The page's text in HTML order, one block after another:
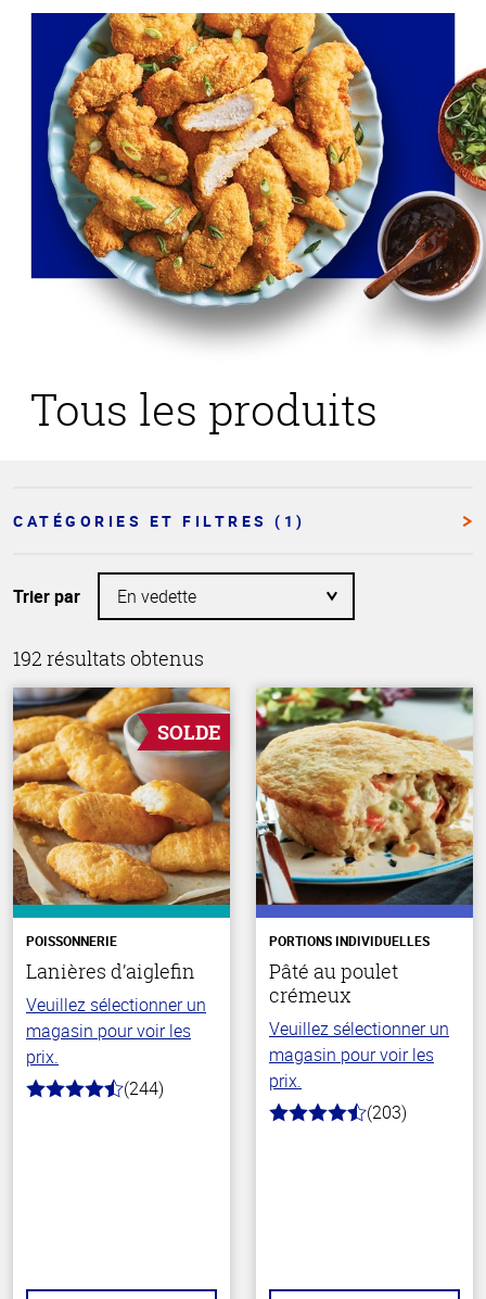
Tous les produits
CATÉGORIES ET FILTRES (1)
192 résultats obtenus
Trier par
SOLDE
POISSONNERIE
Lanières d’aiglefin
Veuillez sélectionner un
magasin pour voir les
prix.
4.5
(244)
PORTIONS INDIVIDUELLES
Pâté au poulet
crémeux
Veuillez sélectionner un
magasin pour voir les
prix.
4.3
(203)